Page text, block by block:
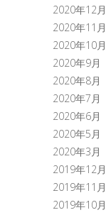
2020年12月
2020年11月
2020年10月
2020年9月
2020年8月
2020年7月
2020年6月
2020年5月
2020年3月
2019年12月
2019年11月
2019年10月